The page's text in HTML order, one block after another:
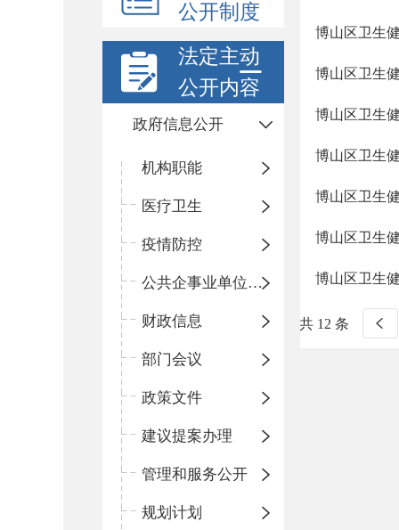
公开制度
法定主动
公开内容
政府信息公开
机构职能
医疗卫生
疫情防控
公共企事业单位信息公开
财政信息
部门会议
政策文件
建议提案办理
管理和服务公开
规划计划
博山区卫生
博山区卫生
博山区卫生
博山区卫生
博山区卫生
博山区卫生
博山区卫生
共 12 条